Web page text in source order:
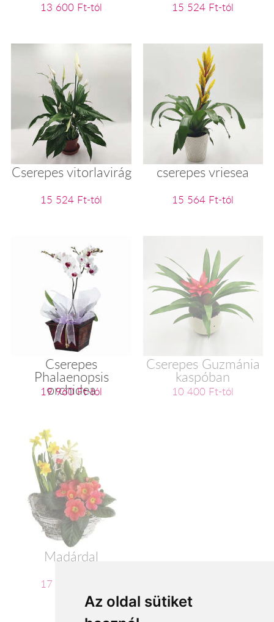
Az oldal sütiket
13 600 Ft-tól 15 524 Ft-tól
Cserepes vitorlavirág
15 524 Ft-tól
cserepes vriesea
15 564 Ft-tól
Cserepes
Phalaenopsis
orchidea
19 960 Ft-tól
Cserepes Guzmánia
kaspóban
10 400 Ft-tól
Madárdal
17 700 Ft-tól